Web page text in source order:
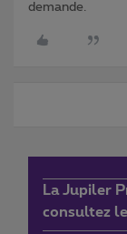
demande.
La Jupiler
consultez